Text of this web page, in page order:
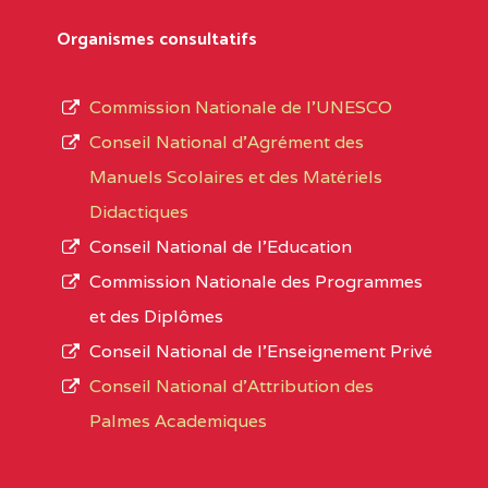
Noms
Localité
Région Noms
ADAMAOUA
ADAMAOUA
INSTITUT POLYVALENT
PINTADES BP :
L’offre d’éducation del’Enseignement
d’immatriculation du mois de septembre
suit :
1950 établissements publics
895 CES dont 86 Bilingues
1055 Lycées dont 351 Bilingues
72 établissements avec section bilingue
1358 établissements privés
Organismes consultatifs
Commission Nationale de l’UNESCO
Conseil National d’Agrément des
Manuels Scolaires et des Matériels
Didactiques
Conseil National de l’Education
Commission Nationale des Programmes
et des Diplômes
Conseil National de l’Enseignement Privé
Conseil National d'Attribution des
Palmes Academiques